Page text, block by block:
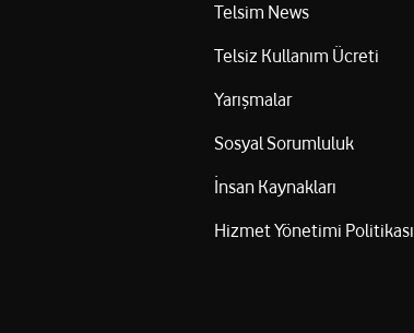
Telsim News
Telsiz Kullanım Ücreti
Yarışmalar
Sosyal Sorumluluk
İnsan Kaynakları
Hizmet Yönetimi Politikası